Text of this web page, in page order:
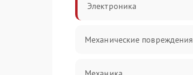
Электроника
Механические повреждения